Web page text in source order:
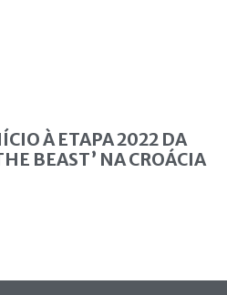
À ETAPA 2022 DA
BEAST’ NA CROÁCIA